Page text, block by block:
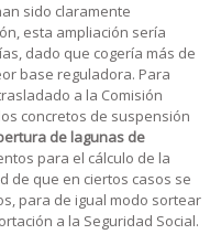
sido claramente
esta ampliación sería
dado que cogería más de
base reguladora. Para
a la Comisión
concretos de suspensión
de lagunas de
para el cálculo de la
de que en ciertos casos se
para de igual modo sortear
a la Seguridad Social.